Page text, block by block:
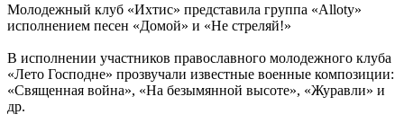
Молодежный клуб «Ихтис» представила группа «Alloty»
исполнением песен «Домой» и «Не стреляй!»
В исполнении участников православного молодежного клуба
«Лето Господне» прозвучали известные военные композиции:
«Священная война», «На безымянной высоте», «Журавли» и
др.